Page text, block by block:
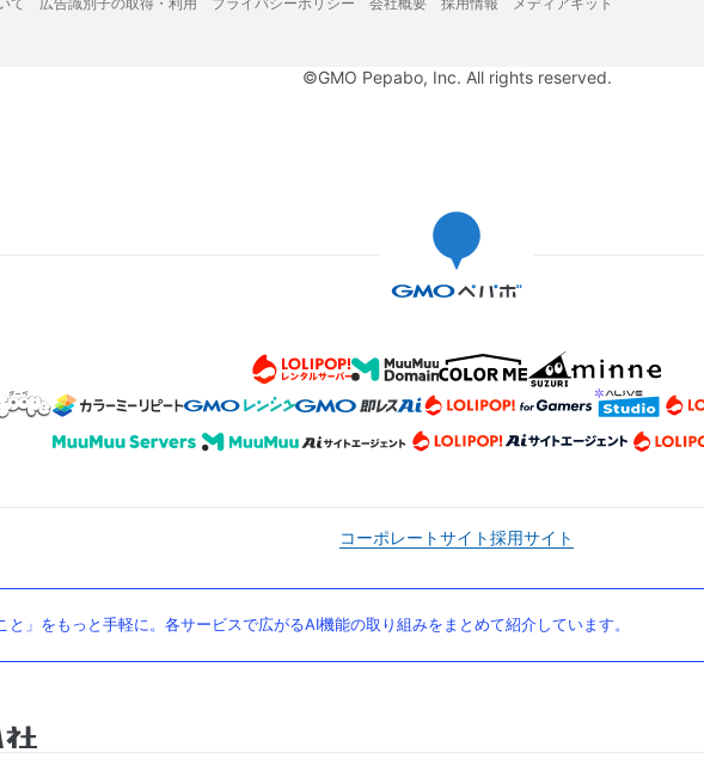
て 広告識別子の取得・利用 プライバシーポリシー 会社概要 採用情報 メディアキット
©GMO Pepabo, Inc. All rights reserved.
コーポレートサイト採用サイト
と」をもっと手軽に。各サービスで広がるAI機能の取り組みをまとめて紹介しています。